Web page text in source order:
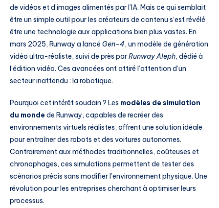
de vidéos et d’images alimentés par l’IA. Mais ce qui semblait
être un simple outil pour les créateurs de contenu s’est révélé
être une technologie aux applications bien plus vastes. En
mars 2025, Runway a lancé Gen-4, un modèle de génération
vidéo ultra-réaliste, suivi de près parRunway Aleph, dédié à
l’édition vidéo. Ces avancées ont attiré l’attention d’un
secteur inattendu : la robotique.
Pourquoi cet intérêt soudain ? Les modèles de simulation
du mondede Runway, capables de recréer des
environnements virtuels réalistes, offrent une solution idéale
pour entraîner des robots et des voitures autonomes.
Contrairement aux méthodes traditionnelles, coûteuses et
chronophages, ces simulations permettent de tester des
scénarios précis sans modifier l’environnement physique. Une
révolution pour les entreprises cherchant à optimiser leurs
processus.